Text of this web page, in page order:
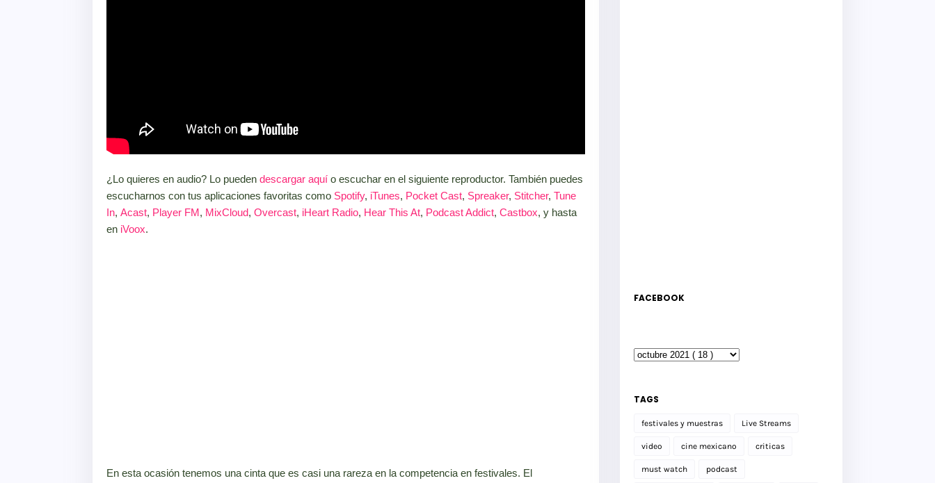
¿Lo quieres en audio? Lo pueden descargar aquí o escuchar en el siguiente reproductor. También puedes
escucharnos con tus aplicaciones favoritas como Spotify, iTunes, Pocket Cast, Spreaker, Stitcher, Tune
In, Acast, Player FM, MixCloud, Overcast, iHeart Radio, Hear This At, Podcast Addict, Castbox, y hasta
en iVoox.
En esta ocasión tenemos una cinta que es casi una rareza en la competencia en festivales. El
FACEBOOK
TAGS
festivales y muestras Live Streams
video cine mexicano criticas
must watch podcast